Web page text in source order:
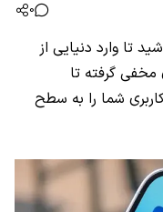
0
آماده باشید تا وارد دنیایی از
مخفی گرفته تا
۱۰ گزینه تجربه کاربری شما را به سطح